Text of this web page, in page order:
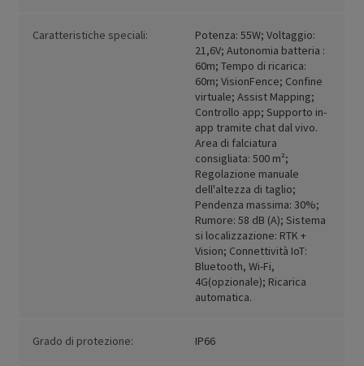
Caratteristiche speciali:
Potenza: 55W; Voltaggio:
21,6V; Autonomia batteria :
60m; Tempo di ricarica:
60m; VisionFence; Confine
virtuale; Assist Mapping;
Controllo app; Supporto in-
app tramite chat dal vivo.
Area di falciatura
consigliata: 500 m²;
Regolazione manuale
dell'altezza di taglio;
Pendenza massima: 30%;
Rumore: 58 dB (A); Sistema
si localizzazione: RTK +
Vision; Connettività IoT:
Bluetooth, Wi-Fi,
4G(opzionale); Ricarica
automatica.
Grado di protezione: IP66